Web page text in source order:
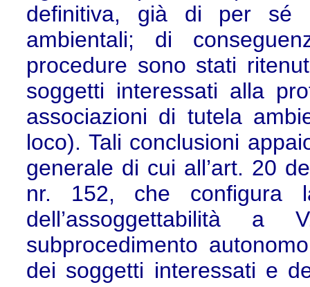
definitiva, già di per sé
ambientali; di
procedure sono stati
soggetti interessati alla
associazioni di tutela
loco). Tali conclusioni
generale di cui all’art. 20
nr. 152, che configura
dell’assoggettabilità
subprocedimento
dei soggetti interessati e